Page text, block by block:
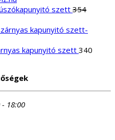
szett 354
kapunyitó szett 340
- 18:00